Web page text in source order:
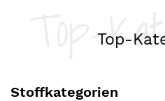
Top-
Top-
Stoffkategorien